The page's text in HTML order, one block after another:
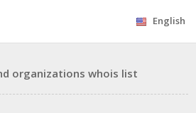
English
organizations whois list